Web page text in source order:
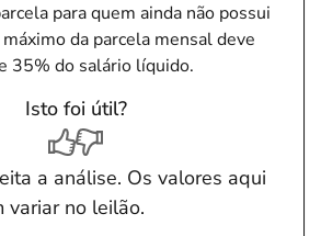
para quem ainda não possui
da parcela mensal deve
35% do salário líquido.
Isto foi útil?
a análise. Os valores aqui
variar no leilão.